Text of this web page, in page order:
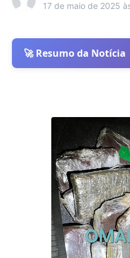
17 de maio de 2025
🚀 Resumo da Notícia